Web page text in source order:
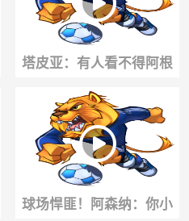
塔皮亚：有人看不得阿根
廷赢球，梅西毫无疑问是
这届世界杯最佳！
球场悍匪！阿森纳：你小